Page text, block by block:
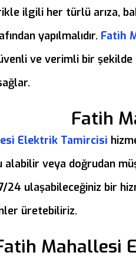
ilgili her türlü arıza,
yapılmalıdır. Fatih
ve verimli bir şekilde
Fatih
Elektrik Tamircisi
alabilir veya doğrudan
7/24 ulaşabileceğiniz bir
üretebiliriz.
Mahallesi